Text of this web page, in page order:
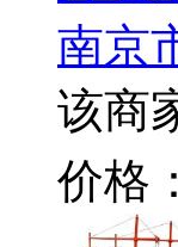
南京
该商
价格